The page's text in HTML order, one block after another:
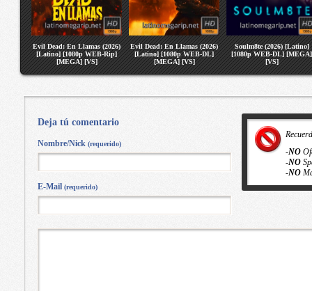
Evil Dead: En Llamas (2026)
[Latino] [1080p WEB-Rip]
[MEGA] [VS]
Evil Dead: En Llamas (2026)
[Latino] [1080p WEB-DL]
[MEGA] [VS]
Soulm8te (2026) [Latino]
[1080p WEB-DL] [MEGA]
[VS]
-NO
-NO
-NO
Deja tú comentario
Nombre/Nick (requerido)
E-Mail (requerido)